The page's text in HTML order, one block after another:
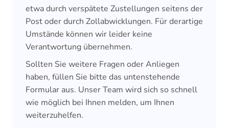
etwa durch verspätete Zustellungen seitens der
Post oder durch Zollabwicklungen. Für derartige
Umstände können wir leider keine
Verantwortung übernehmen.
Sollten Sie weitere Fragen oder Anliegen
haben, füllen Sie bitte das untenstehende
Formular aus. Unser Team wird sich so schnell
wie möglich bei Ihnen melden, um Ihnen
weiterzuhelfen.